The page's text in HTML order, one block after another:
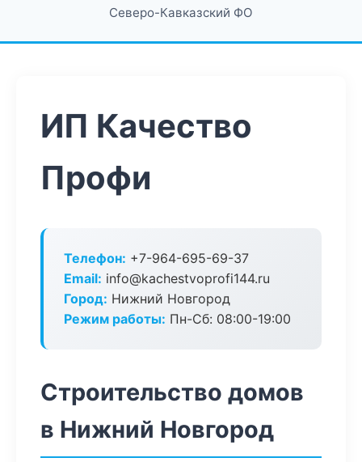
Северо-Кавказский ФО
ИП Качество
Профи
Телефон: +7-964-695-69-37
Email: info@kachestvoprofi144.ru
Город: Нижний Новгород
Режим работы: Пн-Сб: 08:00-19:00
Строительство домов
в Нижний Новгород